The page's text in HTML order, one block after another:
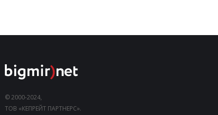
© 2000-2024,
ТОВ «КЕПРЕЙТ ПАРТНЕРС».